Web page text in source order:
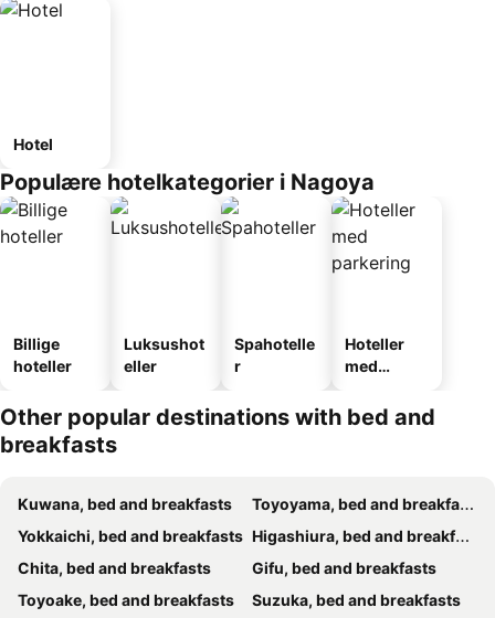
Hotel
Populære hotelkategorier i Nagoya
Billige
hoteller
Luksushot
eller
Spahotelle
r
Hoteller
med
Other popular destinations with bed and
breakfasts
Kuwana, bed and breakfasts
Toyoyama, bed and breakfasts
Yokkaichi, bed and breakfasts Higashiura, bed and breakfasts
Chita, bed and breakfasts
Gifu, bed and breakfasts
Toyoake, bed and breakfasts
Suzuka, bed and breakfasts